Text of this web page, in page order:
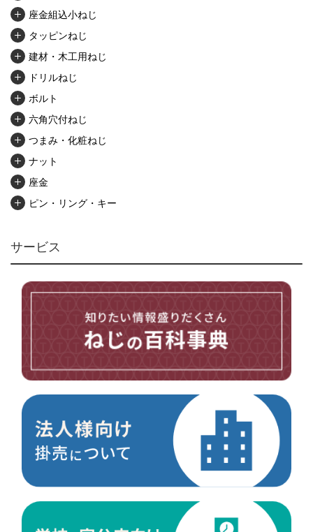
座金組込小ねじ
タッピンねじ
建材・木工用ねじ
ドリルねじ
ボルト
六角穴付ねじ
つまみ・化粧ねじ
ナット
座金
ピン・リング・キー
アンカー・プラグ
ユニファイねじ
その他ねじ
電材・設備
切削工具
サービス